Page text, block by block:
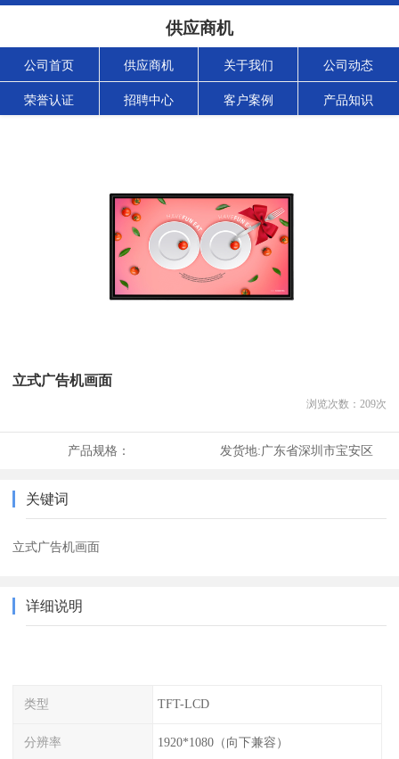
供应商机
公司首页 供应商机 关于我们 公司动态
荣誉认证 招聘中心 客户案例 产品知识
立式广告机画面
浏览次数： 209次
产品规格： 发货地:广东省深圳市宝安区
关键词
立式广告机画面
详细说明
类型 TFT-LCD
分辨率 1920*1080（向下兼容）